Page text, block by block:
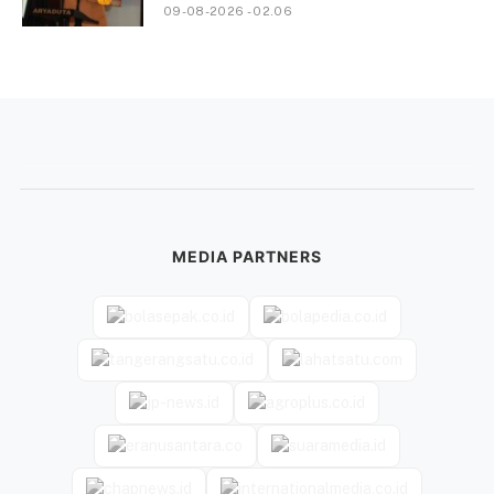
09-08-2026 - 02.06
MEDIA PARTNERS